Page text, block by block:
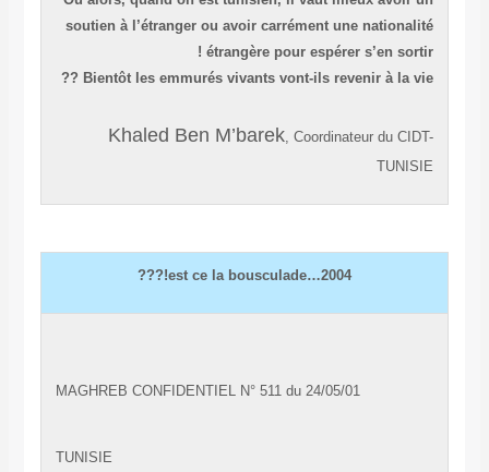
soutien à l’étranger ou avoir carrément une
étrangère pour espérer s’en
Bientôt les emmurés vivants vont-ils revenir à la
Khaled Ben M’barek , Coordinateur du
MAGHREB CONFIDENTIEL N° 511 du 24/05/01